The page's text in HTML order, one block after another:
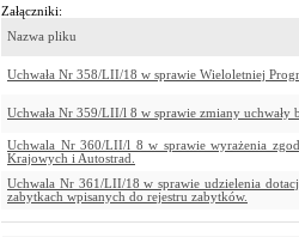
Załączniki:
Nazwa pliku
Uchwała Nr 358/LII/18 w sprawie Wieloletniej
Uchwała Nr 359/LII/l 8 w sprawie zmiany uchwały
Uchwala Nr 360/LII/l 8 w sprawie wyrażenia
Krajowych i Autostrad.
Uchwala Nr 361/LII/18 w sprawie udzielenia
zabytkach wpisanych do rejestru zabytków.